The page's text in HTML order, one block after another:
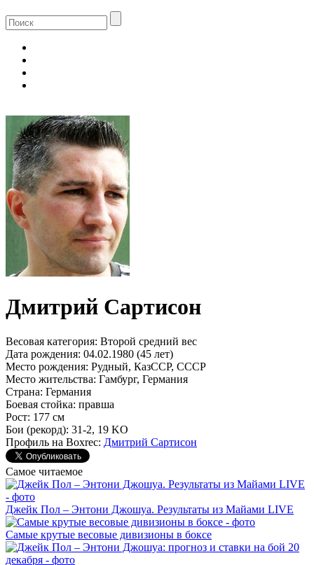
Дмитрий Сартисон
Весовая категория: Второй средний вес
Дата рождения: 04.02.1980 (45 лет)
Место рождения: Рудный, КазССР, СССР
Место жительства: Гамбург, Германия
Страна: Германия
Боевая стойка: правша
Рост: 177 см
Бои (рекорд): 31-2, 19 KO
Профиль на Boxrec: Дмитрий Сартисон
Самое читаемое
Джейк Пол – Энтони Джошуа. Результаты из Майами LIVE
Самые крутые весовые дивизионы в боксе